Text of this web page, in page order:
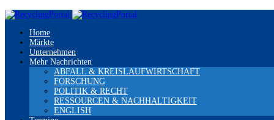
Home
Märkte
Unternehmen
Mehr Nachrichten
ABFALL & KREISLAUFWIRTSCHAFT
FORSCHUNG
POLITIK & RECHT
RESSOURCEN & NACHHALTIGKEIT
ENGLISH